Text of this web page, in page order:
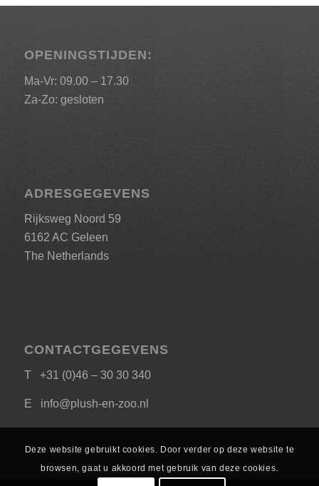
OPENINGSTIJDEN:
Ma-Vr: 09.00 – 17.30
Za-Zo: gesloten
ADRESGEGEVENS
Rijksweg Noord 59
6162 AC Geleen
The Netherlands
CONTACTGEGEVENS
T +31 (0)46 – 30 30 340
E info@plush-en-zoo.nl
Deze website gebruikt cookies. Door verder op deze website te
browsen, gaat u akkoord met gebruik van deze cookies.